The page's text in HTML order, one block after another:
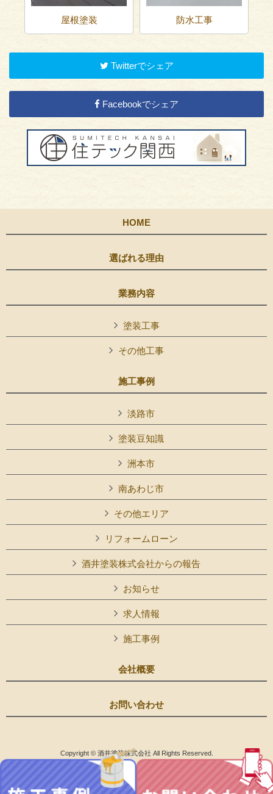
屋根塗装 防水工事
Twitterでシェア
Facebookでシェア
HOME
選ばれる理由
業務内容
塗装工事
その他工事
施工事例
淡路市
塗装豆知識
洲本市
南あわじ市
その他エリア
リフォームローン
酒井塗装株式会社からの報告
お知らせ
求人情報
施工事例
会社概要
お問い合わせ
Copyright © 酒井塗装株式会社 All Rights Reserved.